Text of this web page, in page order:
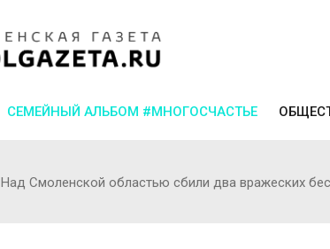
СЕМЕЙНЫЙ АЛЬБОМ #МНОГОСЧАСТЬЕ
Над Смоленской областью сбили два вражеских